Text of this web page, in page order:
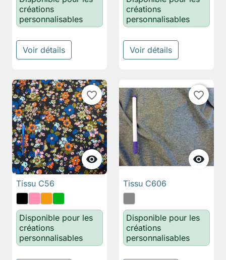
créations
personnalisables
Voir détails
créations
personnalisables
Voir détails

favorite_border
Tissu C56
Disponible pour les
créations
personnalisables

favorite_border
Tissu C606
Disponible pour les
créations
personnalisables